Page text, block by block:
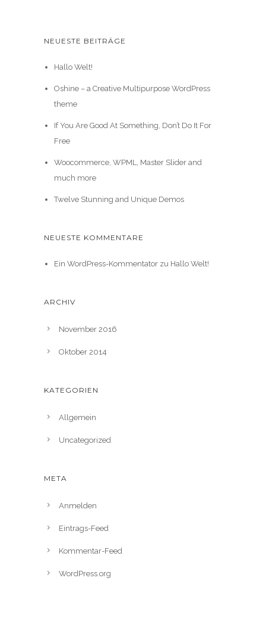
NEUESTE BEITRÄGE
Hallo Welt!
Oshine – a Creative Multipurpose WordPress
theme
If You Are Good At Something, Don’t Do It For
Free
Woocommerce, WPML, Master Slider and
much more
Twelve Stunning and Unique Demos
NEUESTE KOMMENTARE
Ein WordPress-Kommentatorzu Hallo Welt!
ARCHIV
November 2016
Oktober 2014
KATEGORIEN
Allgemein
Uncategorized
META
Anmelden
Eintrags-Feed
Kommentar-Feed
WordPress.org